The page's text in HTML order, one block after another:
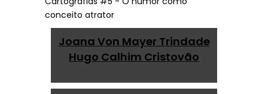
Joana Von Mayer Trindade
Hugo Calhim Cristovão